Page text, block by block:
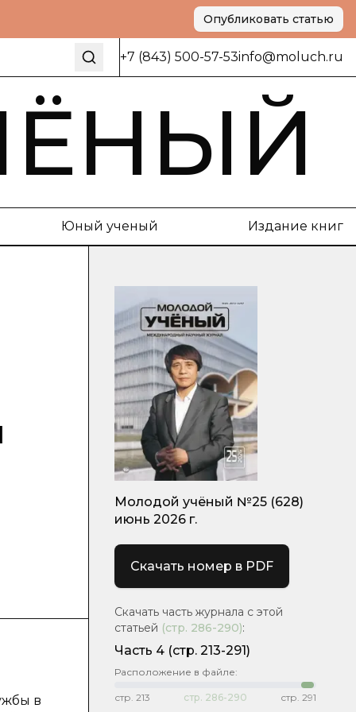
Опубликовать статью
+7 (843) 500-57-53info@moluch.ru
Юный ученый Издание книг
в
Молодой учёный №25 (628)
июнь 2026 г.
Скачать номер в PDF
Скачать часть журнала с этой
статьей (стр. 286-290):
Часть 4 (стр. 213-291)
Расположение в файле:
стр. 213 стр. 286-290 стр. 291